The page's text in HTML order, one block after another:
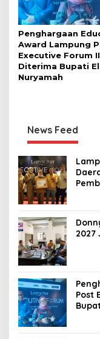
Penghargaan
Award Lampung
Executive Forum
Diterima Bupati
Nuryamah
News Feed
2027
Post